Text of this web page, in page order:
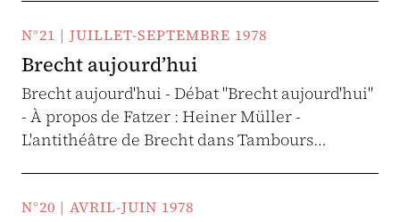
N°21 | JUILLET-SEPTEMBRE 1978
Brecht aujourd’hui
Brecht aujourd'hui - Débat "Brecht aujourd'hui"
- À propos de Fatzer : Heiner Müller -
L'antithéâtre de Brecht dans Tambours…
N°20 | AVRIL-JUIN 1978